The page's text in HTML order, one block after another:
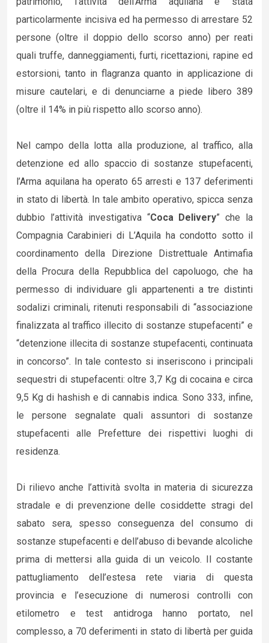
particolarmente incisiva ed ha permesso di arrestare 52
persone (oltre il doppio dello scorso anno) per reati
quali truffe, danneggiamenti, furti, ricettazioni, rapine ed
estorsioni, tanto in flagranza quanto in applicazione di
misure cautelari, e di denunciarne a piede libero 389
(oltre il 14% in più rispetto allo scorso anno).
Nel campo della lotta alla produzione, al traffico, alla
detenzione ed allo spaccio di sostanze stupefacenti,
l’Arma aquilana ha operato 65 arresti e 137 deferimenti
in stato di libertà. In tale ambito operativo, spicca senza
dubbio l’attività investigativa “Coca Delivery” che la
Compagnia Carabinieri di L’Aquila ha condotto sotto il
coordinamento della Direzione Distrettuale Antimafia
della Procura della Repubblica del capoluogo, che ha
permesso di individuare gli appartenenti a tre distinti
sodalizi criminali, ritenuti responsabili di “associazione
finalizzata al traffico illecito di sostanze stupefacenti” e
“detenzione illecita di sostanze stupefacenti, continuata
in concorso”. In tale contesto si inseriscono i principali
sequestri di stupefacenti: oltre 3,7 Kg di cocaina e circa
9,5 Kg di hashish e di cannabis indica. Sono 333, infine,
le persone segnalate quali assuntori di sostanze
stupefacenti alle Prefetture dei rispettivi luoghi di
residenza.
Di rilievo anche l’attività svolta in materia di sicurezza
stradale e di prevenzione delle cosiddette stragi del
sabato sera, spesso conseguenza del consumo di
sostanze stupefacenti e dell’abuso di bevande alcoliche
prima di mettersi alla guida di un veicolo. Il costante
pattugliamento dell’estesa rete viaria di questa
provincia e l’esecuzione di numerosi controlli con
etilometro e test antidroga hanno portato, nel
complesso, a 70 deferimenti in stato di libertà per guida